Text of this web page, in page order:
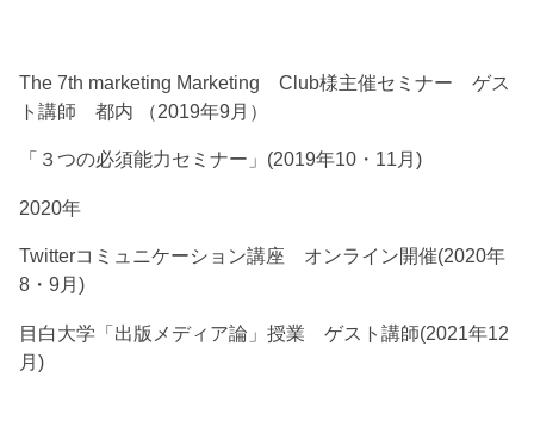
The 7th marketing Marketing Club様主催セミナー ゲス
ト講師 都内 （2019年9月）
「３つの必須能力セミナー」(2019年10・11月)
2020年
Twitterコミュニケーション講座 オンライン開催(2020年
8・9月)
目白大学「出版メディア論」授業 ゲスト講師(2021年12
月)